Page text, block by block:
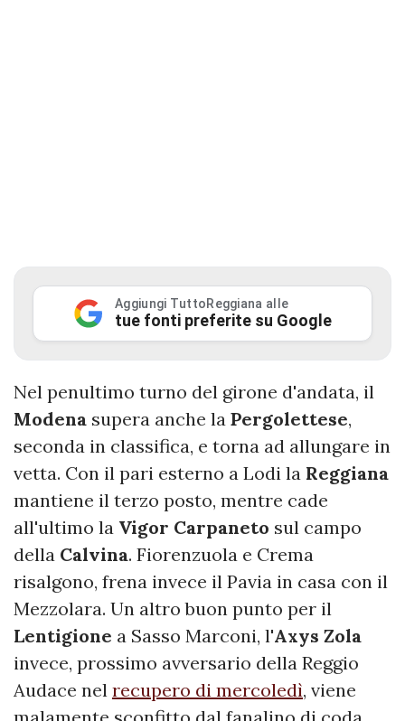
Aggiungi TuttoReggiana alle
tue fonti preferite su Google
Nel penultimo turno del girone d'andata, il
Modena supera anche la Pergolettese,
seconda in classifica, e torna ad allungare in
vetta. Con il pari esterno a Lodi la Reggiana
mantiene il terzo posto, mentre cade
all'ultimo la Vigor Carpaneto sul campo
della Calvina. Fiorenzuola e Crema
risalgono, frena invece il Pavia in casa con il
Mezzolara. Un altro buon punto per il
Lentigione a Sasso Marconi, l'Axys Zola
invece, prossimo avversario della Reggio
Audace nel recupero di mercoledì, viene